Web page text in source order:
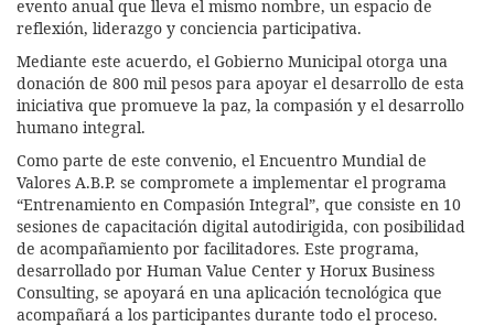
evento anual que lleva el mismo nombre, un espacio de
reflexión, liderazgo y conciencia participativa.
Mediante este acuerdo, el Gobierno Municipal otorga una
donación de 800 mil pesos para apoyar el desarrollo de esta
iniciativa que promueve la paz, la compasión y el desarrollo
humano integral.
Como parte de este convenio, el Encuentro Mundial de
Valores A.B.P. se compromete a implementar el programa
“Entrenamiento en Compasión Integral”, que consiste en 10
sesiones de capacitación digital autodirigida, con posibilidad
de acompañamiento por facilitadores. Este programa,
desarrollado por Human Value Center y Horux Business
Consulting, se apoyará en una aplicación tecnológica que
acompañará a los participantes durante todo el proceso.